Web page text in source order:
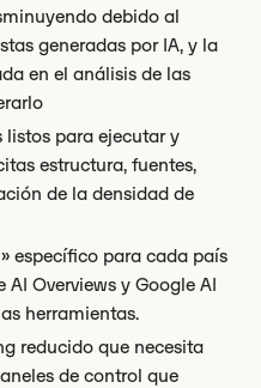
debido al
generadas por IA, y la
en el análisis de las
listos para ejecutar y
estructura, fuentes,
de la densidad de
» específico para cada país
AI Overviews y Google AI
herramientas.
reducido que necesita
de control que